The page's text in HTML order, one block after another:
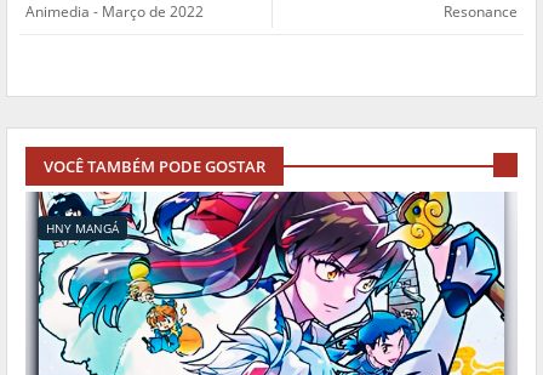
Resonance
Animedia - Março de 2022
VOCÊ TAMBÉM PODE GOSTAR
HNY MANGÁ